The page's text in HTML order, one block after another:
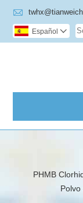

Español 
PHMB